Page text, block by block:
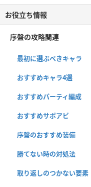
お役立ち情報
序盤の攻略関連
最初に選ぶべきキャラ
おすすめキャラ4選
おすすめパーティ編成
おすすめサポアビ
序盤のおすすめ装備
勝てない時の対処法
取り返しのつかない要素